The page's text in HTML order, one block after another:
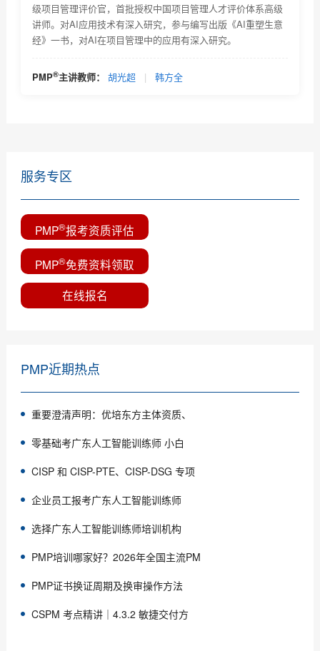
项目管理认证考试题库及其详解
软考知识体系前三章练习样题详解
软考培训第一章练习题目样例及详解
级项目管理评价官，首批授权中国项目管理人才评价体系高级
讲师。对AI应用技术有深入研究，参与编写出版《AI重塑生意
经》一书，对AI在项目管理中的应用有深入研究。
PMP®主讲教师： 胡光超 | 韩方全
服务专区
PMP®报考资质评估
PMP®免费资料领取
在线报名
PMP近期热点
重要澄清声明：优培东方主体资质、
零基础考广东人工智能训练师 小白
CISP 和 CISP-PTE、CISP-DSG 专项
企业员工报考广东人工智能训练师
选择广东人工智能训练师培训机构
PMP培训哪家好？2026年全国主流PM
PMP证书换证周期及换审操作方法
CSPM 考点精讲｜4.3.2 敏捷交付方